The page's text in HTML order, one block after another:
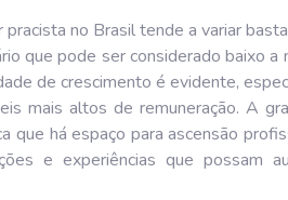
no Brasil tende a variar
que pode ser considerado baixo
de crescimento é evidente,
mais altos de remuneração. A
que há espaço para ascensão
e experiências que possam